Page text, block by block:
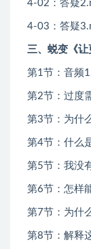
4-02：答疑
4-03：答疑
三、蜕变《让
第1节：音频
第2节：过度
第3节：为什
第4节：什么
第5节：我没
第6节：怎样
第7节：为什
第8节：解释